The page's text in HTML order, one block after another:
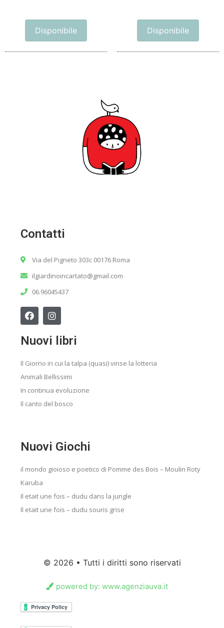
Disponibile Disponibile
Contatti
Via del Pigneto 303c 00176 Roma
ilgiardinoincartato@gmail.com
06.96045437
Nuovi libri
Il Giorno in cui la talpa (quasi) vinse la lotteria
Animali Bellissimi
In continua evoluzione
Il canto del bosco
Nuovi Giochi
il mondo gioioso e poetico di Pomme des Bois – Moulin Roty
Karuba
Il etait une fois – dudu dans la jungle
Il etait une fois – dudu souris grise
© 2026 • Tutti i diritti sono riservati
powered by: www.agenziauva.it